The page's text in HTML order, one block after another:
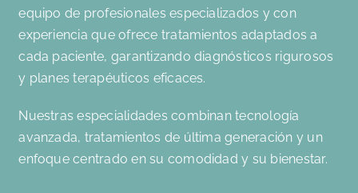
equipo de profesionales especializados y con
experiencia que ofrece tratamientos adaptados a
cada paciente, garantizando diagnósticos rigurosos
y planes terapéuticos eficaces.
Nuestras especialidades combinan tecnología
avanzada, tratamientos de última generación y un
enfoque centrado en su comodidad y su bienestar.